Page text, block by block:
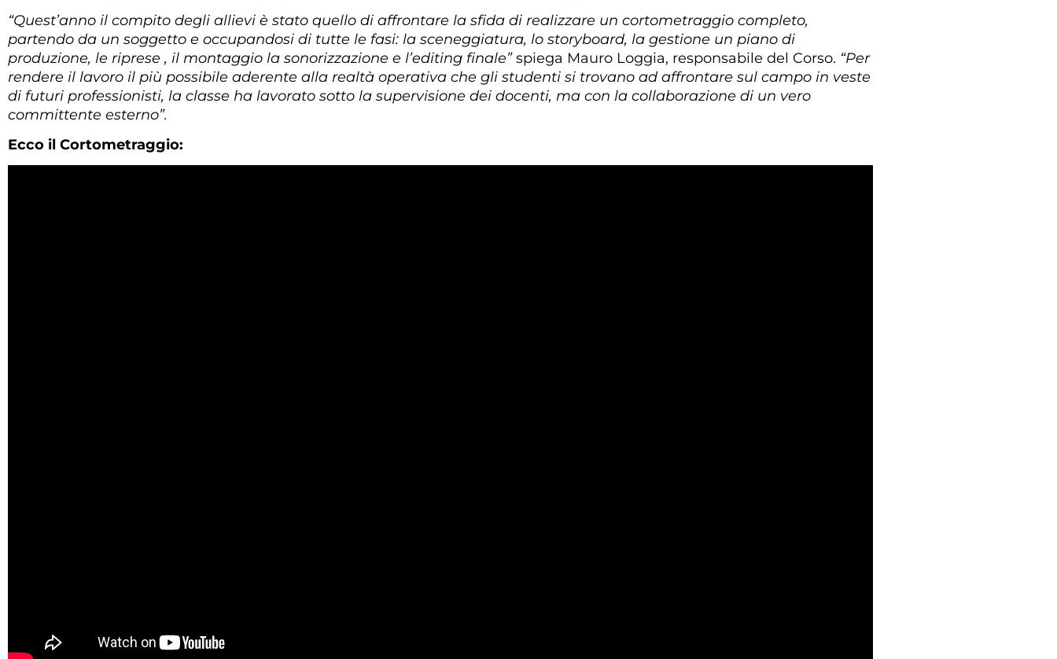
“Quest’anno il compito degli allievi è stato quello di affrontare la sfida di realizzare un cortometraggio completo,
partendo da un soggetto e occupandosi di tutte le fasi: la sceneggiatura, lo storyboard, la gestione un piano di
produzione, le riprese , il montaggio la sonorizzazione e l’editing finale”spiega Mauro Loggia, responsabile del Corso. “Per
rendere il lavoro il più possibile aderente alla realtà operativa che gli studenti si trovano ad affrontare sul campo in veste
di futuri professionisti, la classe ha lavorato sotto la supervisione dei docenti, ma con la collaborazione di un vero
committente esterno”.
Ecco il Cortometraggio: